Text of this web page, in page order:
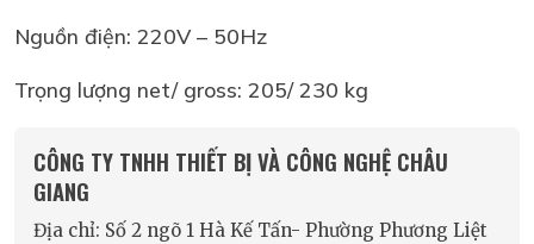
Nguồn điện: 220V – 50Hz
Trọng lượng net/ gross: 205/ 230 kg
CÔNG TY TNHH THIẾT BỊ VÀ CÔNG NGHỆ CHÂU
GIANG
Địa chỉ: Số 2 ngõ 1 Hà Kế Tấn- Phường Phương Liệt